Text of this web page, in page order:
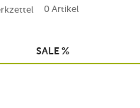
0 Artikel
SALE %